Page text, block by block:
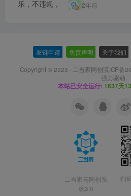
2年前
友链申请 免责声明 关于我们
Copyright © 2023 · 二当家网创滇ICP备
强力驱动.
本站已安全运行: 1637天
二当家云网创系
统3.0
扫